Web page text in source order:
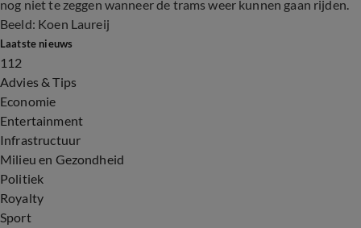
nog niet te zeggen wanneer de trams weer kunnen gaan rijden.
Beeld: Koen Laureij
Laatste nieuws
112
Advies & Tips
Economie
Entertainment
Infrastructuur
Milieu en Gezondheid
Politiek
Royalty
Sport